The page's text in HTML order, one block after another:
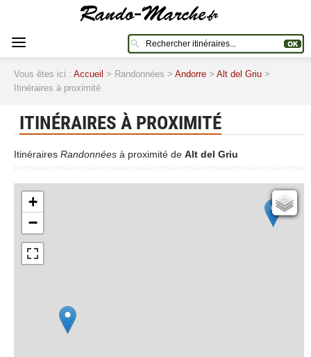
Vous êtes ici : Accueil > Randonnées > Andorre > Alt del Griu >
Itinéraires à proximité
ITINÉRAIRES À PROXIMITÉ
Itinéraires Randonnées à proximité de Alt del Griu
+
−